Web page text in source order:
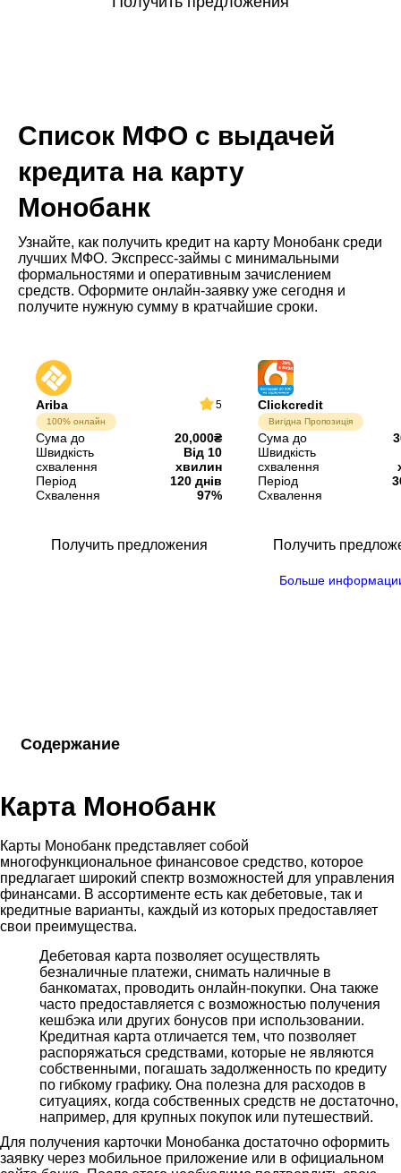
Список МФО с выдачей
кредита на карту
Монобанк
Узнайте, как получить кредит на карту Монобанк среди
лучших МФО. Экспресс-займы с минимальными
формальностями и оперативным зачислением
средств. Оформите онлайн-заявку уже сегодня и
получите нужную сумму в кратчайшие сроки.
Ariba 5
100% онлайн
Сума до
20,000₴
Швидкість
схвалення
Від 10
хвилин
Період
120 днів
Схвалення
97%
Получить предложения
Clickcredit
Вигідна Пропозиція
Сума до
Швидкість
схвалення
Період
Схвалення
Получить
Больше
Содержание
Карта Монобанк
Карты Монобанк представляет собой
многофункциональное финансовое средство, которое
предлагает широкий спектр возможностей для управления
финансами. В ассортименте есть как дебетовые, так и
кредитные варианты, каждый из которых предоставляет
свои преимущества.
Дебетовая карта позволяет осуществлять
безналичные платежи, снимать наличные в
банкоматах, проводить онлайн-покупки. Она также
часто предоставляется с возможностью получения
кешбэка или других бонусов при использовании.
Кредитная карта отличается тем, что позволяет
распоряжаться средствами, которые не являются
собственными, погашать задолженность по кредиту
по гибкому графику. Она полезна для расходов в
ситуациях, когда собственных средств не достаточно,
например, для крупных покупок или путешествий.
Для получения карточки Монобанка достаточно оформить
заявку через мобильное приложение или в официальном